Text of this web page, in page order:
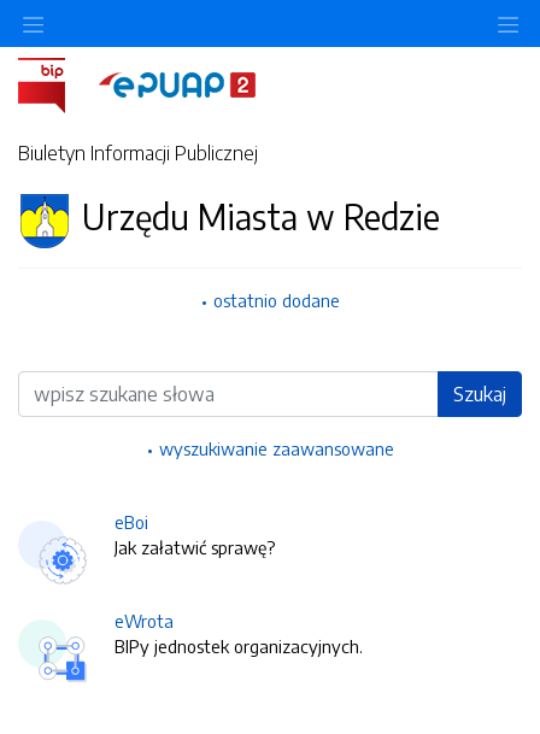
Biuletyn Informacji Publicznej
Urzędu Miasta w Redzie
ostatnio dodane
Wyszukiwarka Szukaj
wyszukiwanie zaawansowane
eBoi
Jak załatwić sprawę?
eWrota
BIPy jednostek organizacyjnych.